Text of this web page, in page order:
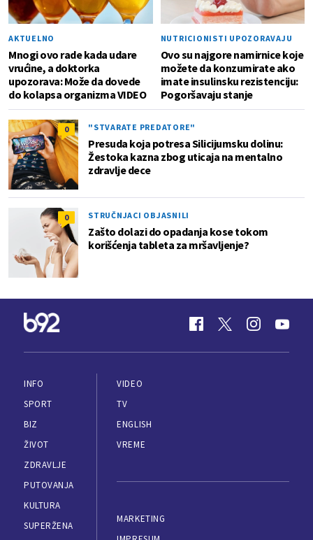
AKTUELNO
Mnogi ovo rade kada udare
vrućine, a doktorka
upozorava: Može da dovede
do kolapsa organizma VIDEO
NUTRICIONISTI UPOZORAVAJU
Ovo su najgore namirnice koje
možete da konzumirate ako
imate insulinsku rezistenciju:
Pogoršavaju stanje
0 "STVARATE PREDATORE"
Presuda koja potresa Silicijumsku dolinu:
Žestoka kazna zbog uticaja na mentalno
zdravlje dece
0 STRUČNJACI OBJASNILI
Zašto dolazi do opadanja kose tokom
korišćenja tableta za mršavljenje?
INFO
SPORT
BIZ
ŽIVOT
ZDRAVLJE
PUTOVANJA
KULTURA
SUPERŽENA
VIDEO
TV
ENGLISH
VREME
MARKETING